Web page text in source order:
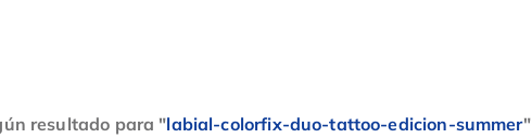
resultado para "labial-colorfix-duo-tattoo-edicion-summer"